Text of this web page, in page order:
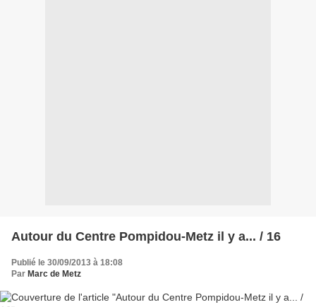
Autour du Centre Pompidou-Metz il y a... / 16
Publié le 30/09/2013 à 18:08
Par Marc de Metz